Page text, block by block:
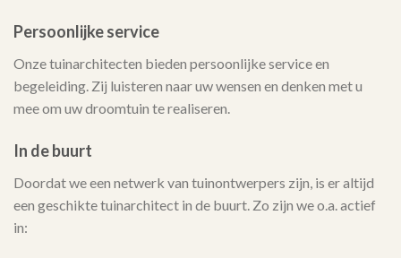
Persoonlijke service
Onze tuinarchitecten bieden persoonlijke service en
begeleiding. Zij luisteren naar uw wensen en denken met u
mee om uw droomtuin te realiseren.
In de buurt
Doordat we een netwerk van tuinontwerpers zijn, is er altijd
een geschikte tuinarchitect in de buurt. Zo zijn we o.a. actief
in: